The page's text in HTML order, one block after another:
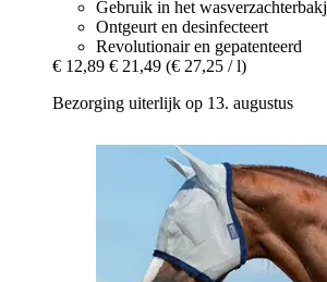
Gebruik in het
Ontgeurt en desinfecteert
Revolutionair en gepatenteerd
€ 12,89 € 21,49 (€ 27,25 / l)
Bezorging uiterlijk op 13. augustus